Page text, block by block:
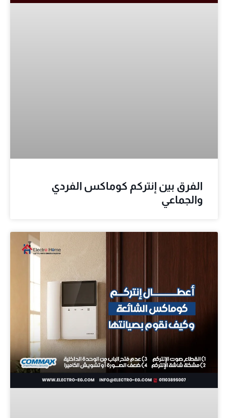
الفرق بين إنتركم كوماكس الفردي
والجماعي